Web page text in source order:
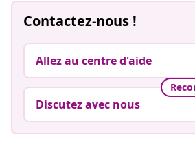
Contactez-nous !
Allez au centre d'aide
Discutez avec nous